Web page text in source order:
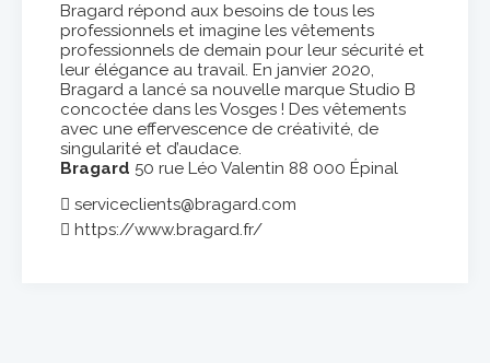
Bragard répond aux besoins de tous les
professionnels et imagine les vêtements
professionnels de demain pour leur sécurité et
leur élégance au travail. En janvier 2020,
Bragard a lancé sa nouvelle marque Studio B
concoctée dans les Vosges ! Des vêtements
avec une effervescence de créativité, de
singularité et d’audace.
Bragard 50 rue Léo Valentin 88 000 Épinal
serviceclients@bragard.com
https://www.bragard.fr/